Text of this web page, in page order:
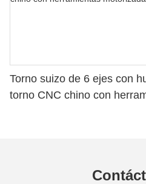
Torno suizo de 6 ejes con
torno CNC chino con